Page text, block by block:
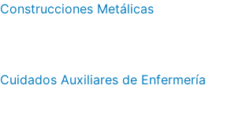
Construcciones Metálicas
Cuidados Auxiliares de Enfermería